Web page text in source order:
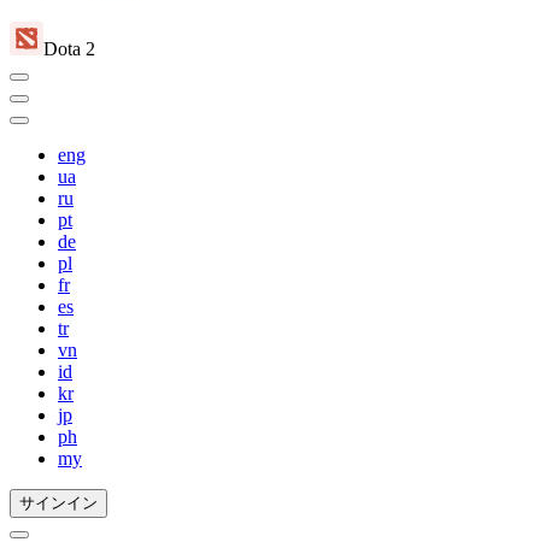
Dota 2
eng
ua
ru
pt
de
pl
fr
es
tr
vn
id
kr
jp
ph
my
サインイン